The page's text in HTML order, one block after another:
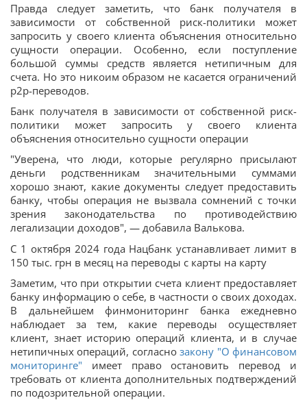
Правда следует заметить, что банк получателя в
зависимости от собственной риск-политики может
запросить у своего клиента объяснения относительно
сущности операции. Особенно, если поступление
большой суммы средств является нетипичным для
счета. Но это никоим образом не касается ограничений
p2p-переводов.
Банк получателя в зависимости от собственной риск-
политики может запросить у своего клиента
объяснения относительно сущности операции
"Уверена, что люди, которые регулярно присылают
деньги родственникам значительными суммами
хорошо знают, какие документы следует предоставить
банку, чтобы операция не вызвала сомнений с точки
зрения законодательства по противодействию
легализации доходов", — добавила Валькова.
С 1 октября 2024 года Нацбанк устанавливает лимит в
150 тыс. грн в месяц на переводы с карты на карту
Заметим, что при открытии счета клиент предоставляет
банку информацию о себе, в частности о своих доходах.
В дальнейшем финмониторинг банка ежедневно
наблюдает за тем, какие переводы осуществляет
клиент, знает историю операций клиента, и в случае
нетипичных операций, согласнозакону "О финансовом
мониторинге" имеет право остановить перевод и
требовать от клиента дополнительных подтверждений
по подозрительной операции.